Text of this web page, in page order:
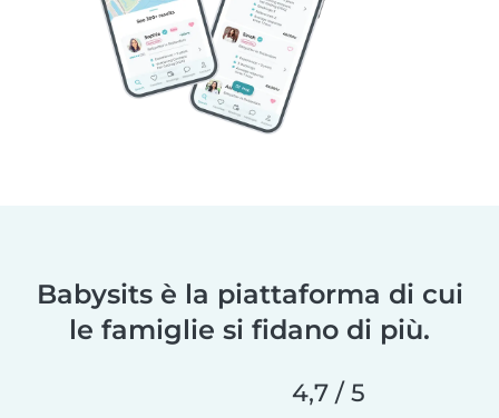
Babysits è la piattaforma di cui
le famiglie si fidano di più.
4,7 / 5